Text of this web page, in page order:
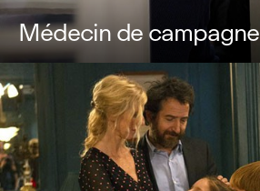
Médecin de campagne